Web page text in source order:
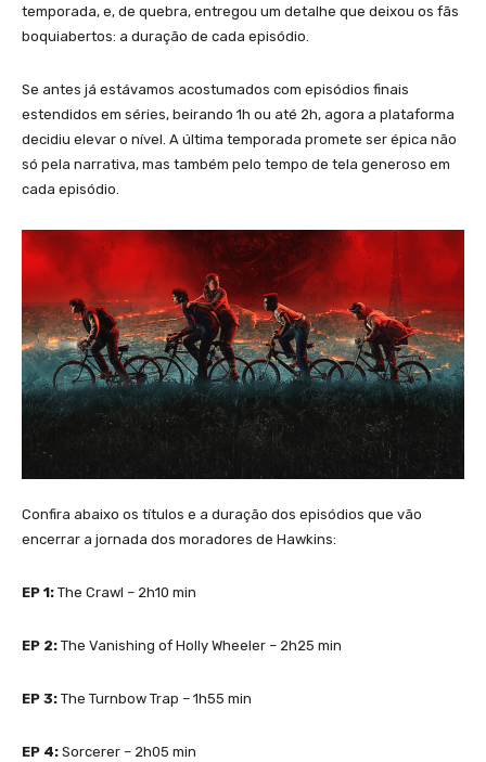
temporada, e, de quebra, entregou um detalhe que deixou os fãs
boquiabertos: a duração de cada episódio.
Se antes já estávamos acostumados com episódios finais
estendidos em séries, beirando 1h ou até 2h, agora a plataforma
decidiu elevar o nível. A última temporada promete ser épica não
só pela narrativa, mas também pelo tempo de tela generoso em
cada episódio.
Confira abaixo os títulos e a duração dos episódios que vão
encerrar a jornada dos moradores de Hawkins:
EP 1: The Crawl – 2h10 min
EP 2: The Vanishing of Holly Wheeler – 2h25 min
EP 3: The Turnbow Trap – 1h55 min
EP 4: Sorcerer – 2h05 min